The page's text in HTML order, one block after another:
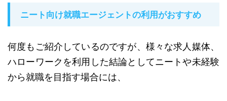
ニート向け就職エージェントの利用がおすすめ
何度もご紹介しているのですが、様々な求人媒体、
ハローワークを利用した結論としてニートや未経験
から就職を目指す場合には、